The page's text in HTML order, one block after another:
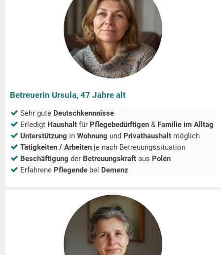
Betreuerin Ursula, 47 Jahre alt
Sehr gute Deutschkennnisse
Erledigt Haushalt für Pflegebedürftigen & Familie im Alltag
Unterstützung in Wohnung und Privathaushalt möglich
Tätigkeiten / Arbeiten je nach Betreuungssituation
Beschäftigung der Betreuungskraft aus Polen
Erfahrene Pflegende bei Demenz